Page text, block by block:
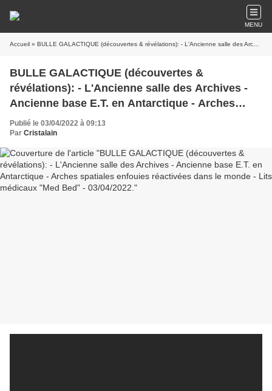
MENU
Accueil » BULLE GALACTIQUE (découvertes & révélations): - L'Ancienne salle des Archives - Ancienne base E.T. en Antarctique - Arches spatiales enfouies réactivées dans le monde - Lits médicaux "Med Bed" - 03/04/2022.
BULLE GALACTIQUE (découvertes &
révélations): - L'Ancienne salle des Archives -
Ancienne base E.T. en Antarctique - Arches
spatiales enfouies réactivées dans le monde -
Lits médicaux "Med Bed" - 03/04/2022.
Publié le 03/04/2022 à 09:13
Par Cristalain